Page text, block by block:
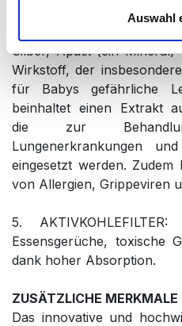
Auswahl
Silber, Apatit (ein Mineral)
Wirkstoff, der
für Babys gefährliche
beinhaltet einen Extrakt
die zur
Lungenerkrankungen
eingesetzt werden. Zudem
von Allergien, Grippeviren
5.
Essensgerüche, toxische
dank hoher Absorption.
ZUSÄTZLICHE MERKMALE
Das innovative und